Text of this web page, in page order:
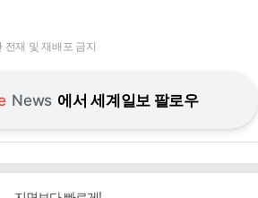
재 및 재배포 금지
News 에서 세계일보 팔로우